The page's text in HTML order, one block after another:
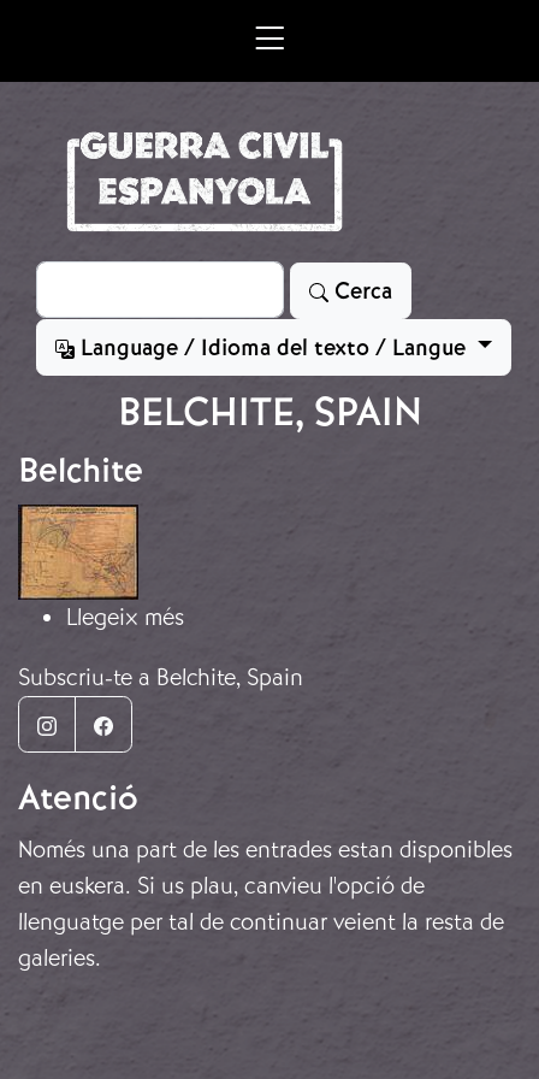
Cerca
Cerca
Language / Idioma del texto / Langue
BELCHITE, SPAIN
Belchite
Imatge
Llegeix méssobre Belchite
Subscriu-te a Belchite, Spain
InstagramFacebook
Atenció
Només una part de les entrades estan disponibles
en euskera. Si us plau, canvieu l'opció de
llenguatge per tal de continuar veient la resta de
galeries.